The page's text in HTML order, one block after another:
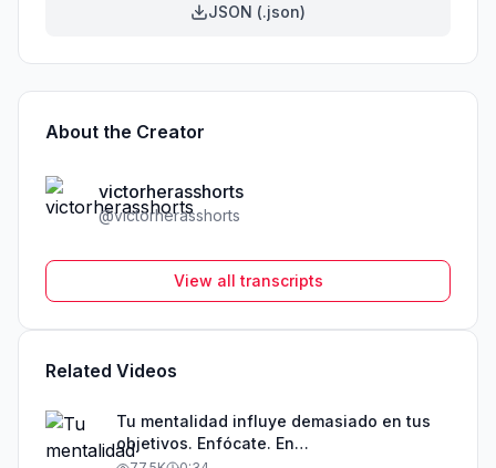
JSON (.json)
About the Creator
victorherasshorts
@victorherasshorts
View all transcripts
Related Videos
Tu mentalidad influye demasiado en tus
objetivos. Enfócate. En